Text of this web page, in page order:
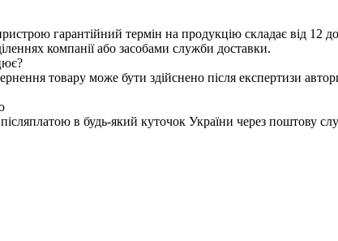
гарантійний термін на продукцію складає від
компанії або засобами служби доставки.
товару може бути здійснено після експертизи
в будь-який куточок України через поштову